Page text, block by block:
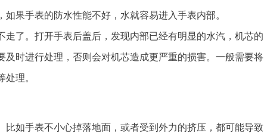
果手表的防水性能不好，水就容易进入手表内部。
了。打开手表后盖后，发现内部已经有明显的水汽，机芯的
时进行处理，否则会对机芯造成更严重的损害。一般需要将
理。
如手表不小心掉落地面，或者受到外力的挤压，都可能导致